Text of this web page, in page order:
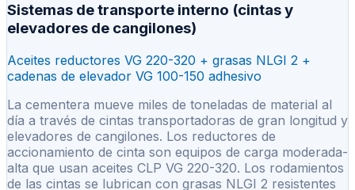
Sistemas de transporte interno (cintas y
elevadores de cangilones)
Aceites reductores VG 220-320 + grasas NLGI 2 +
cadenas de elevador VG 100-150 adhesivo
La cementera mueve miles de toneladas de material al
día a través de cintas transportadoras de gran longitud y
elevadores de cangilones. Los reductores de
accionamiento de cinta son equipos de carga moderada-
alta que usan aceites CLP VG 220-320. Los rodamientos
de las cintas se lubrican con grasas NLGI 2 resistentes